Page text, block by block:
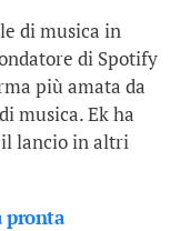
di musica in
di Spotify
più amata da
musica. Ek ha
lancio in altri
pronta